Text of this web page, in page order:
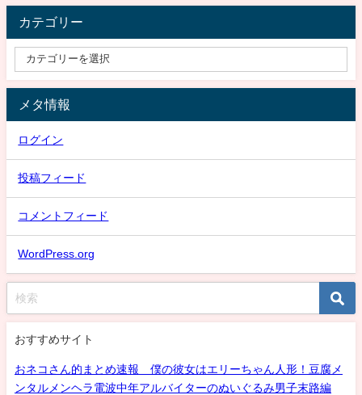
カテゴリー
メタ情報
ログイン
投稿フィード
コメントフィード
WordPress.org
おすすめサイト
おネコさん的まとめ速報 僕の彼女はエリーちゃん人形！豆腐メ
ンタルメンヘラ電波中年アルバイターのぬいぐるみ男子末路編